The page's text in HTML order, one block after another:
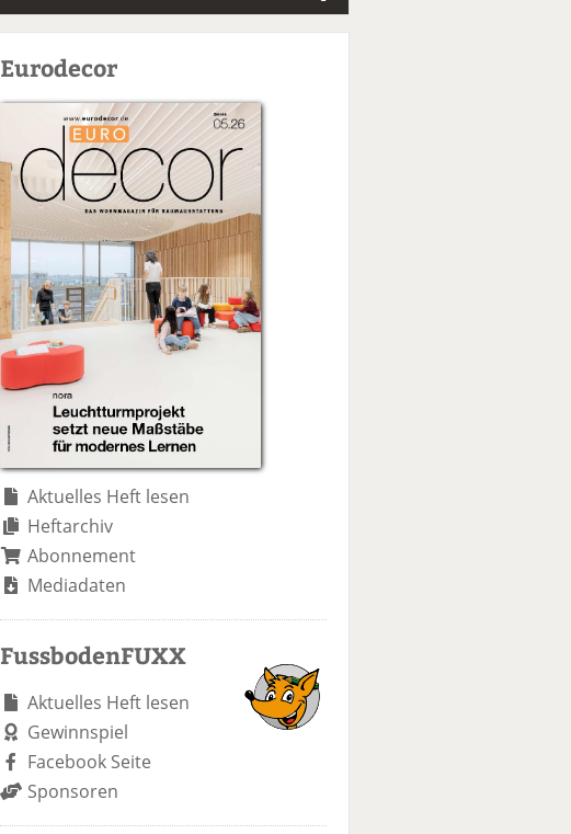
S
u
Eurodecor
Aktuelles Heft lesen
Heftarchiv
Abonnement
Mediadaten
FussbodenFUXX
Aktuelles Heft lesen
Gewinnspiel
Facebook Seite
Sponsoren